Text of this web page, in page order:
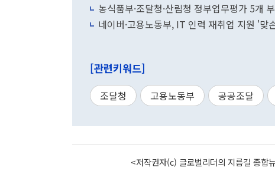
농식품부·조달청·산림청 정부업무평가 5개
네이버·고용노동부, IT 인력 재취업 지원 '맞
[관련키워드]
조달청 고용노동부 공공조달
<저작권자(c) 글로벌리더의 지름길 종